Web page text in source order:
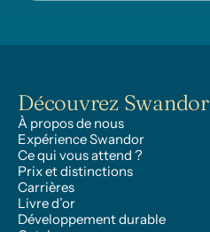
Découvrez Swandor
À propos de nous
Expérience Swandor
Ce qui vous attend ?
Prix et distinctions
Carrières
Livre d’or
Développement durable